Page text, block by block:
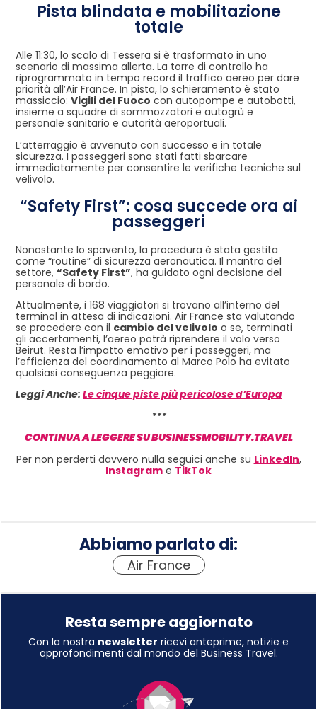
Pista blindata e mobilitazione
totale
Alle 11:30, lo scalo di Tessera si è trasformato in uno
scenario di massima allerta. La torre di controllo ha
riprogrammato in tempo record il traffico aereo per dare
priorità all’Air France. In pista, lo schieramento è stato
massiccio: Vigili del Fuoco con autopompe e autobotti,
insieme a squadre di sommozzatori e autogrù e
personale sanitario e autorità aeroportuali.
L’atterraggio è avvenuto con successo e in totale
sicurezza. I passeggeri sono stati fatti sbarcare
immediatamente per consentire le verifiche tecniche sul
velivolo.
“Safety First”: cosa succede ora ai
passeggeri
Nonostante lo spavento, la procedura è stata gestita
come “routine” di sicurezza aeronautica. Il mantra del
settore, “Safety First”, ha guidato ogni decisione del
personale di bordo.
Attualmente, i 168 viaggiatori si trovano all’interno del
terminal in attesa di indicazioni. Air France sta valutando
se procedere con il cambio del velivolo o se, terminati
gli accertamenti, l’aereo potrà riprendere il volo verso
Beirut. Resta l’impatto emotivo per i passeggeri, ma
l’efficienza del coordinamento al Marco Polo ha evitato
qualsiasi conseguenza peggiore.
Leggi Anche: Le cinque piste più pericolose d’Europa
***
CONTINUA A LEGGERE SU BUSINESSMOBILITY.TRAVEL
Per non perderti davvero nulla seguici anche su LinkedIn,
Instagram e TikTok
Abbiamo parlato di:
Air France
Resta sempre aggiornato
Con la nostra newsletter ricevi anteprime, notizie e
approfondimenti dal mondo del Business Travel.